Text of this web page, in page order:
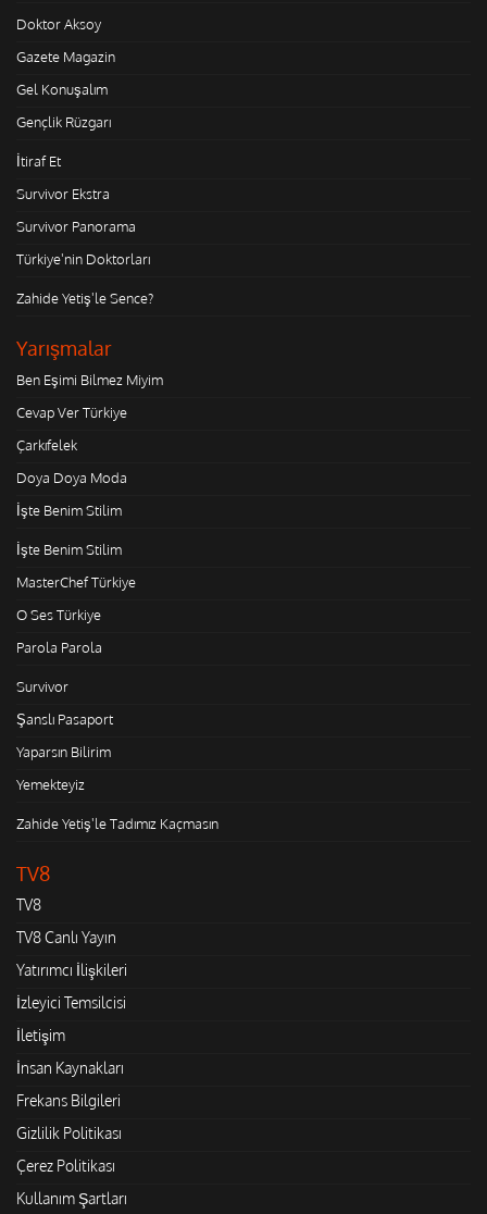
Doktor Aksoy
Gazete Magazin
Gel Konuşalım
Gençlik Rüzgarı
İtiraf Et
Survivor Ekstra
Survivor Panorama
Türkiye'nin Doktorları
Zahide Yetiş'le Sence?
Yarışmalar
Ben Eşimi Bilmez Miyim
Cevap Ver Türkiye
Çarkıfelek
Doya Doya Moda
İşte Benim Stilim
İşte Benim Stilim
MasterChef Türkiye
O Ses Türkiye
Parola Parola
Survivor
Şanslı Pasaport
Yaparsın Bilirim
Yemekteyiz
Zahide Yetiş'le Tadımız Kaçmasın
TV8
TV8
TV8 Canlı Yayın
Yatırımcı İlişkileri
İzleyici Temsilcisi
İletişim
İnsan Kaynakları
Frekans Bilgileri
Gizlilik Politikası
Çerez Politikası
Kullanım Şartları